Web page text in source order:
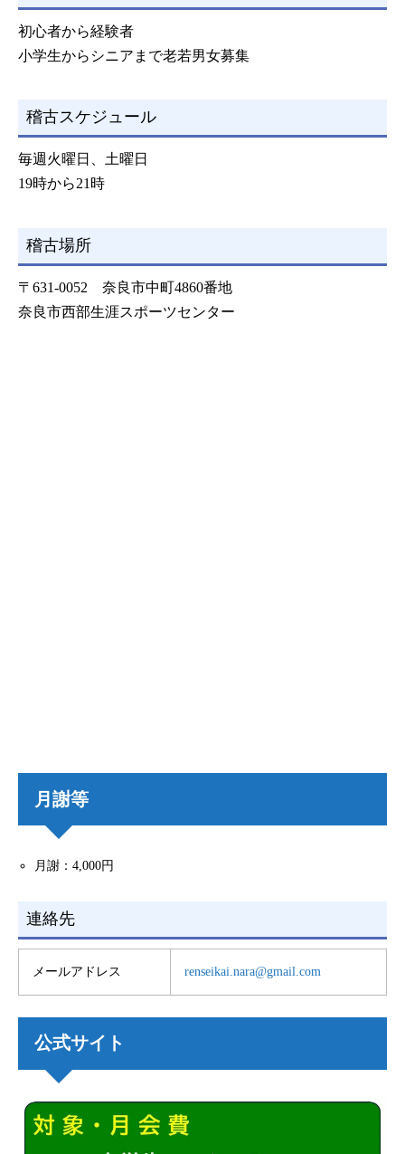
初心者から経験者
小学生からシニアまで老若男女募集
稽古スケジュール
毎週火曜日、土曜日
19時から21時
稽古場所
〒631-0052 奈良市中町4860番地
奈良市西部生涯スポーツセンター
月謝等
月謝：4,000円
連絡先
メールアドレス renseikai.nara@gmail.com
公式サイト